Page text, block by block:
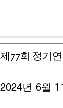
제77회 정기
2024년 6월